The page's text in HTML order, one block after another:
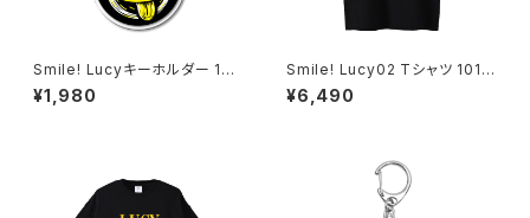
Smile! Lucyキーホルダー 102
0-241126084
¥1,980
Smile! Lucy02 Tシャツ 1014
-230221297
¥6,490